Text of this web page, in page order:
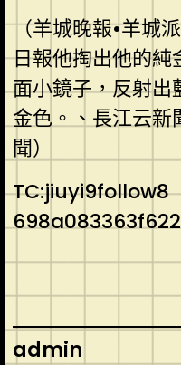
（羊城晚報•羊城
日報他掏出他的純
面小鏡子，反射出
金色。、長江云新
聞）
TC:jiuyi9follow8
admin